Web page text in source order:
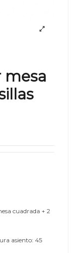
mesa
cuadrada + 2
asiento: 45